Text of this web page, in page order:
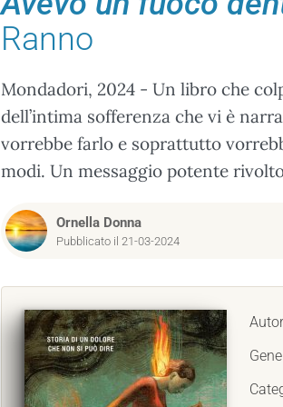
Ranno
Mondadori, 2024 - Un libro che
dell’intima sofferenza che vi è
vorrebbe farlo e soprattutto
modi. Un messaggio potente
Ornella Donna
Pubblicato il 21-03-2024